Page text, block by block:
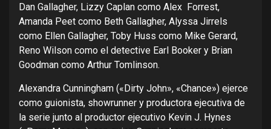
Dan Gallagher, Lizzy Caplan como Alex Forrest,
Amanda Peet como Beth Gallagher, Alyssa Jirrels
como Ellen Gallagher, Toby Huss como Mike Gerard,
Reno Wilson como el detective Earl Booker y Brian
Goodman como Arthur Tomlinson.
Alexandra Cunningham («Dirty John», «Chance») ejerce
como guionista, showrunner y productora ejecutiva de
la serie junto al productor ejecutivo Kevin J. Hynes